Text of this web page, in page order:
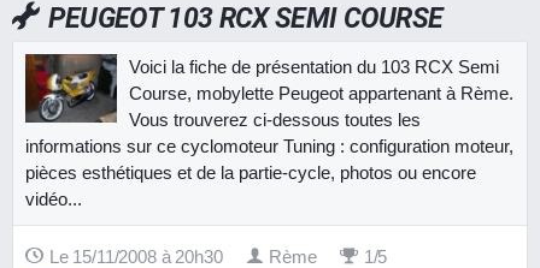
PEUGEOT 103 RCX SEMI COURSE
Voici la fiche de présentation du 103 RCX Semi
Course, mobylette Peugeot appartenant à Rème.
Vous trouverez ci-dessous toutes les
informations sur ce cyclomoteur Tuning : configuration moteur,
pièces esthétiques et de la partie-cycle, photos ou encore
vidéo...
Le 15/11/2008 à 20h30 Rème 1/5